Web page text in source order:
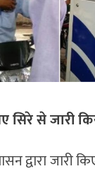
सिरे से जारी
द्वारा